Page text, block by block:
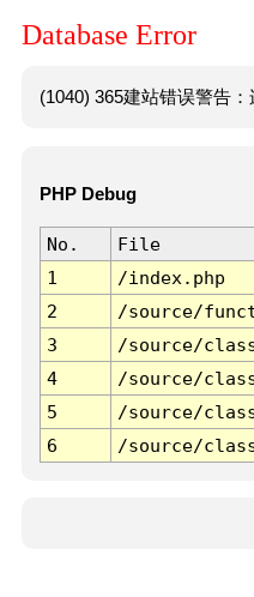
Database Error
(1040) 365建站错误警告
PHP Debug
No. File
1
/index.php
2
/source/
3
/source/
4
/source/
5
/source/
6
/source/